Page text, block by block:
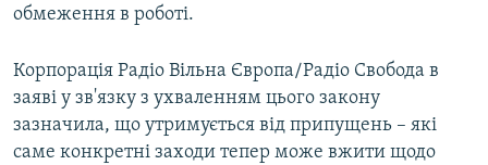
обмеження в роботі.
Корпорація Радіо Вільна Європа/Радіо Свобода в
заяві у зв'язку з ухваленням цього закону
зазначила, що утримується від припущень – які
саме конкретні заходи тепер може вжити щодо